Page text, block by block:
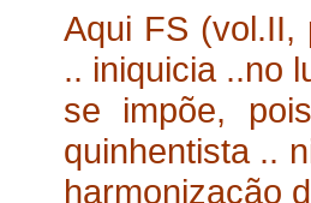
Aqui FS (vol.II,
.. iniquicia ..no
se impõe,
quinhentista ..
harmonização